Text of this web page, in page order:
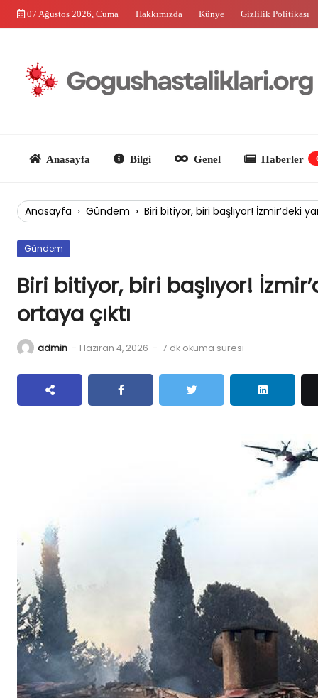
Skip
07 Ağustos 2026, Cuma Hakkımızda Künye Gizlilik Politikası
Anasayfa › Gündem › Biri bitiyor, biri başlıyor! İzmir’deki
Gündem
Biri bitiyor, biri başlıyor!
ortaya çıktı
admin - Haziran 4, 2026 - 7 dk okuma süresi